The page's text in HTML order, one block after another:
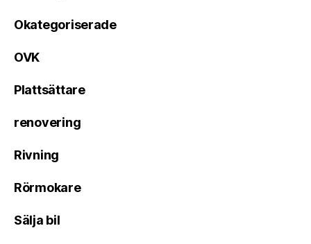
Okategoriserade
OVK
Plattsättare
renovering
Rivning
Rörmokare
Sälja bil